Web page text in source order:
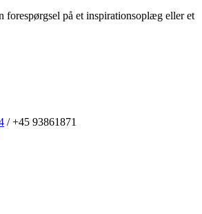
forespørgsel på et inspirationsoplæg eller et
/ +45 93861871